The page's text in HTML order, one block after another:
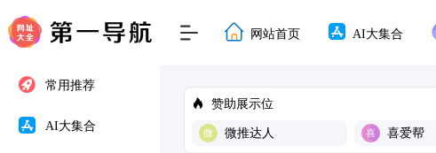
常用推荐
AI大集合
网站首页 AI大集合
赞助展示位
微推达人 喜爱帮